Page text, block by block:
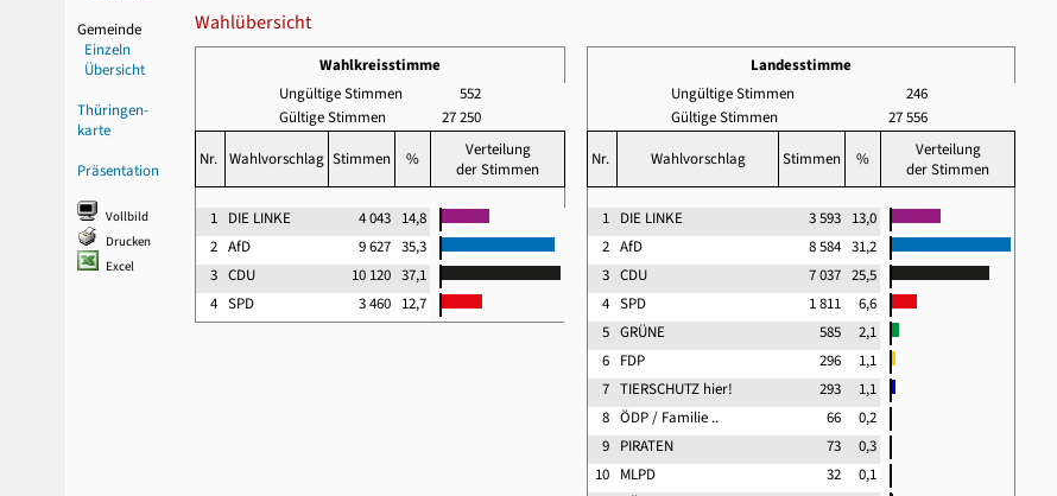
Gemeinde
Einzeln
Übersicht
Thüringen-
karte
Präsentation
Vollbild
Drucken
Excel
Wahlübersicht
Wahlkreisstimme
Ungültige Stimmen
552
Gültige Stimmen
27 250
Nr. Wahlvorschlag Stimmen %
Verteilung
der Stimmen
1 DIE LINKE 4 043 14,8
2 AfD 9 627 35,3
3 CDU 10 120 37,1
4 SPD 3 460 12,7
Landesstimme
Ungültige Stimmen
246
Gültige Stimmen
27 556
Nr. Wahlvorschlag Stimmen %
Verteilung
der Stimmen
1 DIE LINKE 3 593 13,0
2 AfD 8 584 31,2
3 CDU 7 037 25,5
4 SPD 1 811
6,6
5 GRÜNE 585
2,1
6 FDP 296
1,1
7 TIERSCHUTZ hier! 293
1,1
8 ÖDP / Familie .. 66
0,2
9 PIRATEN 73
0,3
10 MLPD 32
0,1